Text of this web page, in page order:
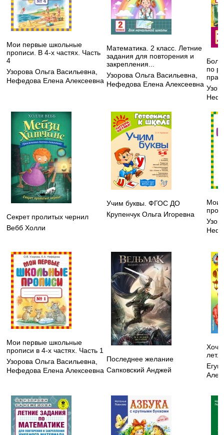
Мои первые школьные
прописи. В 4-х частях. Часть
4
Узорова Ольга Васильевна
Нефедова Елена Алексеевна
Математика. 2 класс. Летние
задания для повторения и
закрепления...
Узорова Ольга Васильевна
Нефедова Елена Алексеевна
по
Секрет пролитых чернил
Вебб Холли
Учим буквы. ФГОС ДО
Крупенчук Ольга Игоревна
Мои
Мои первые школьные
прописи в 4-х частях. Часть 1
Узорова Ольга Васильевна
Нефедова Елена Алексеевна
Последнее желание
Сапковский Анджей
Хочу
лет.